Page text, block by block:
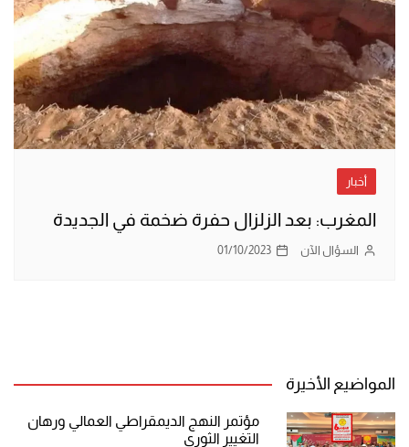
أخبار
المغرب: بعد الزلزال حفرة ضخمة في الجديدة
السؤال الآن 01/10/2023
المواضيع الأخيرة
مؤتمر النهج الديمقراطي العمالي ورهان
التغيير الثوري